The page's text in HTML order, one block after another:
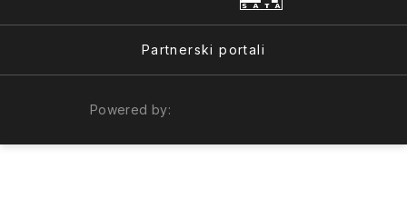
Partnerski portali
Powered by: